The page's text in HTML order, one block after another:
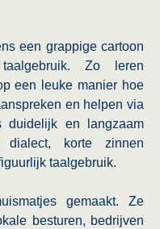
een grappige cartoon
Zo leren
een leuke manier hoe
en helpen via
duidelijk en langzaam
korte zinnen
taalgebruik.
gemaakt. Ze
besturen, bedrijven